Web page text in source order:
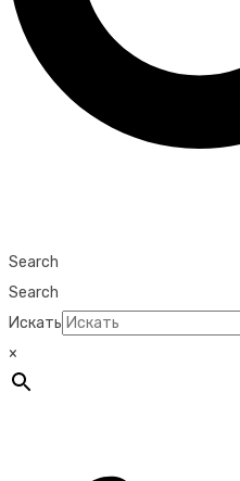
Search
Search
Искать
×